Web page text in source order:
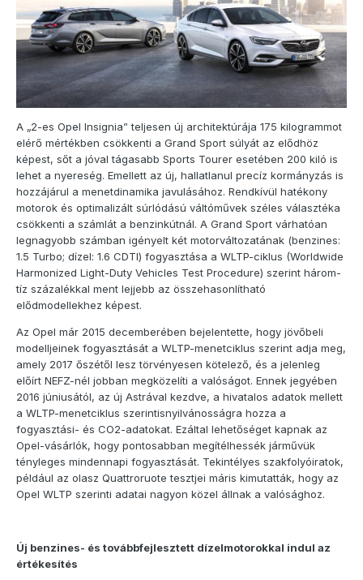
A „2-es Opel Insignia” teljesen új architektúrája 175 kilogrammot
elérő mértékben csökkenti a Grand Sport súlyát az elődhöz
képest, sőt a jóval tágasabb Sports Tourer esetében 200 kiló is
lehet a nyereség. Emellett az új, hallatlanul precíz kormányzás is
hozzájárul a menetdinamika javulásához. Rendkívül hatékony
motorok és optimalizált súrlódású váltóművek széles választéka
csökkenti a számlát a benzinkútnál. A Grand Sport várhatóan
legnagyobb számban igényelt két motorváltozatának (benzines:
1.5 Turbo; dízel: 1.6 CDTI) fogyasztása a WLTP-ciklus (Worldwide
Harmonized Light-Duty Vehicles Test Procedure) szerint három-
tíz százalékkal ment lejjebb az összehasonlítható
elődmodellekhez képest.
Az Opel már 2015 decemberében bejelentette, hogy jövőbeli
modelljeinek fogyasztását a WLTP-menetciklus szerint adja meg,
amely 2017 őszétől lesz törvényesen kötelező, és a jelenleg
előírt NEFZ-nél jobban megközelíti a valóságot. Ennek jegyében
2016 júniusától, az új Astrával kezdve, a hivatalos adatok mellett
a WLTP-menetciklus szerintisnyilvánosságra hozza a
fogyasztási- és CO2-adatokat. Ezáltal lehetőséget kapnak az
Opel-vásárlók, hogy pontosabban megítélhessék járművük
tényleges mindennapi fogyasztását. Tekintélyes szakfolyóiratok,
például az olasz Quattroruote tesztjei máris kimutatták, hogy az
Opel WLTP szerinti adatai nagyon közel állnak a valósághoz.
Új benzines- és továbbfejlesztett dízelmotorokkal indul az
értékesítés